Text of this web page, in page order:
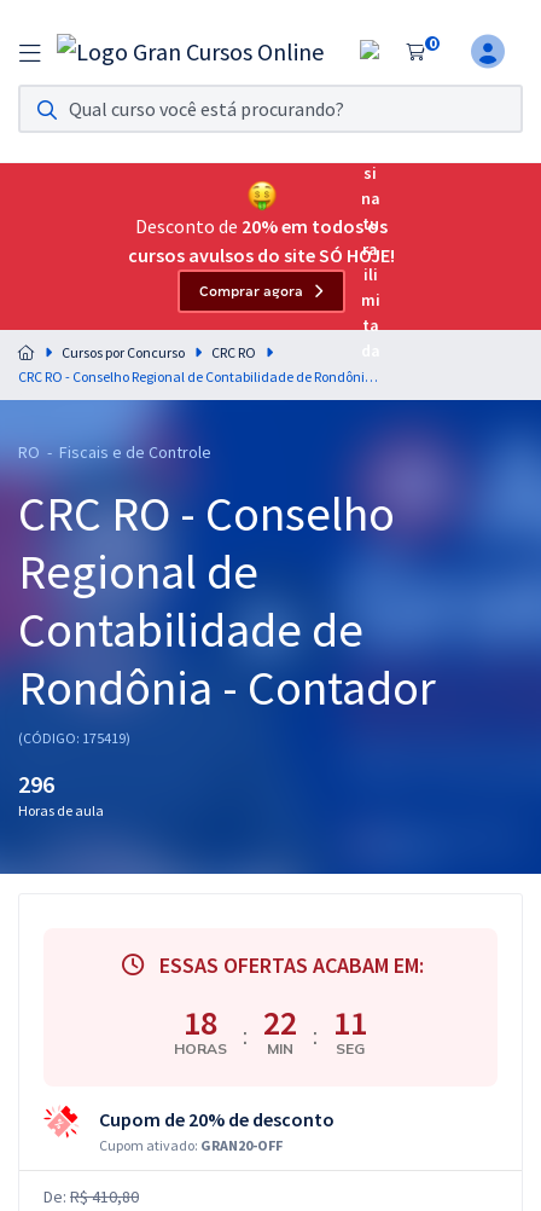
0
Assinatura Ilimitada 11
Acesso a todos os cursos. Teste grátis por 7 dias!
Assinatura OAB Até Passar
Acesso ilimitado a toda preparação para o Exame da
Residências Multiprofissionais
Preparação completa e intensiva para as principais
residências em saúde do Brasil
Cursos 20% OFF
Pós
Graduação
OAB
Questões grátis
Desconto de 20% em todos os
cursos avulsos do site SÓ HOJE!
Comprar agora
Cursos por Concurso
CRC RO
CRC RO - Conselho Regional de Contabilidade de Rondônia - Contador
RO - Fiscais e de Controle
CRC RO - Conselho
Regional de
Contabilidade de
Rondônia - Contador
(CÓDIGO: 175419)
296
Horas de aula
ESSAS OFERTAS ACABAM EM:
18
HORAS : 22
MIN : 10
SEG
Cupom de 20% de desconto
Cupom ativado: GRAN20-OFF
De: R$ 410,80